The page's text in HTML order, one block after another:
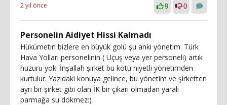
2 yıl önce 9 0
Personelin Aidiyet Hissi Kalmadı
Hükümetin bizlere en büyük golü şu anki yönetim. Türk
Hava Yolları personelinin ( Uçuş veya yer personeli) artık
huzuru yok. İnşallah şirket bu kötü niyetli yönetimden
kurtulur. Yazıdaki konuya gelince, bu yönetim ve şirketten
ayrı bir şirket gibi olan İK bir çıkarı olmadan yaralı
parmağa su dökmez:)